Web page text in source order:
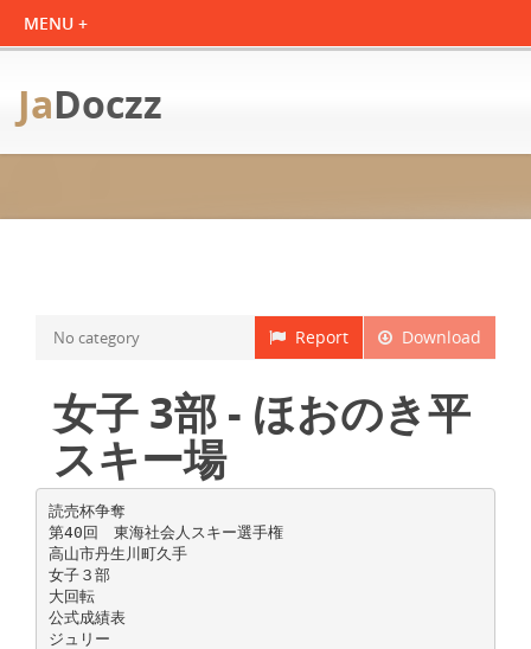
JaDoczz
Download
Report
No category
女子 3部 - ほおのき平
スキー場
読売杯争奪
第40回 東海社会人スキー選手権
高山市丹生川町久手
女子３部
大回転
公式成績表
ジュリー